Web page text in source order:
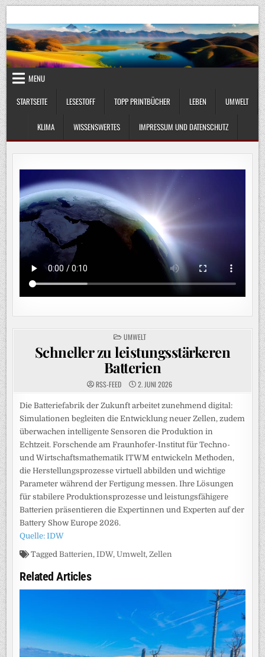
Skip
to
content
UmweltKlima.com
MENU
STARTSEITE
LESESTOFF TOPP PRINTBÜCHER LEBEN UMWELT
KLIMA WISSENSWERTES IMPRESSUM UND DATENSCHUTZ
POSTED
IN
UMWELT
Schneller zu leistungsstärkeren
Batterien
RSS-FEED 2. JUNI 2026
Die Batteriefabrik der Zukunft arbeitet zunehmend digital:
Simulationen begleiten die Entwicklung neuer Zellen, zudem
überwachen intelligente Sensoren die Produktion in
Echtzeit. Forschende am Fraunhofer-Institut für Techno-
und Wirtschaftsmathematik ITWM entwickeln Methoden,
die Herstellungsprozesse virtuell abbilden und wichtige
Parameter während der Fertigung messen. Ihre Lösungen
für stabilere Produktionsprozesse und leistungsfähigere
Batterien präsentieren die Expertinnen und Experten auf der
Battery Show Europe 2026.
Quelle: IDW
TaggedBatterien,IDW,Umwelt,Zellen
Related Articles